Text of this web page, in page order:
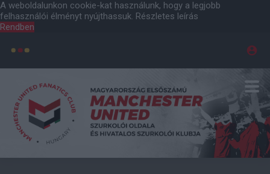
A weboldalunkon cookie-kat használunk, hogy a legjobb
felhasználói élményt nyújthassuk. Részletes leírás
Rendben